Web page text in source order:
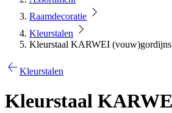
Raamdecoratie
Kleurstalen
Kleurstaal KARWEI
Kleurstalen
Kleurstaal